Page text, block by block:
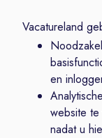
Vacatureland
en
website
nadat u